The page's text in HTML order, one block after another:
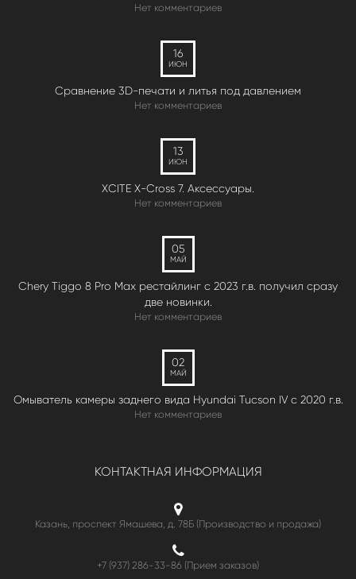
Нет комментариев
16
ИЮН
Сравнение 3D-печати и литья под давлением
Нет комментариев
13
ИЮН
XCITE X-Cross 7. Аксессуары.
Нет комментариев
05
МАЙ
Chery Tiggo 8 Pro Max рестайлинг с 2023 г.в. получил сразу
две новинки.
Нет комментариев
02
МАЙ
Омыватель камеры заднего вида Hyundai Tucson IV c 2020 г.в.
Нет комментариев
КОНТАКТНАЯ ИНФОРМАЦИЯ
Казань, проспект Ямашева, д. 78Б (Производство и продажа)
+7 (937) 286-33-86 (Прием заказов)